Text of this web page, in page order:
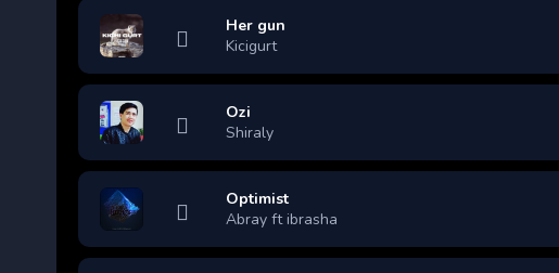
Her gun
Kicigurt
Ozi
Shiraly
Optimist
Abray ft ibrasha